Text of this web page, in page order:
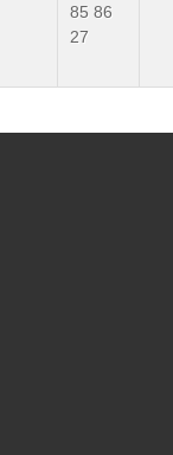
85 86
27